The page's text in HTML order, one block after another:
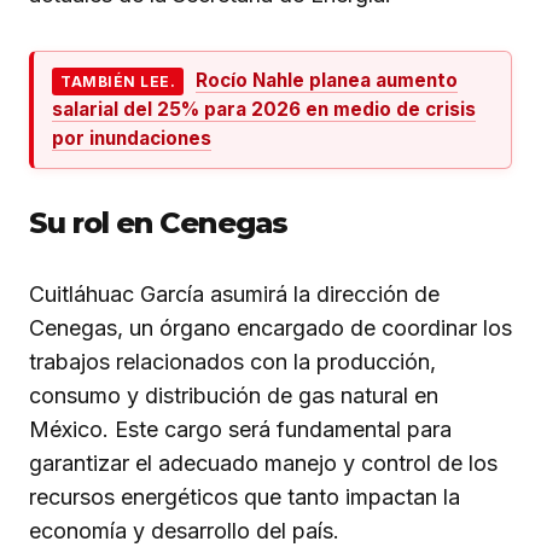
TAMBIÉN LEE.
Rocío Nahle planea aumento
salarial del 25% para 2026 en medio de crisis
por inundaciones
Su rol en Cenegas
Cuitláhuac García asumirá la dirección de
Cenegas, un órgano encargado de coordinar los
trabajos relacionados con la producción,
consumo y distribución de gas natural en
México. Este cargo será fundamental para
garantizar el adecuado manejo y control de los
recursos energéticos que tanto impactan la
economía y desarrollo del país.